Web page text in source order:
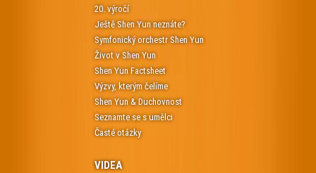
20. výročí
Ještě Shen Yun neznáte?
Symfonický orchestr Shen Yun
Život v Shen Yun
Shen Yun Factsheet
Výzvy, kterým čelíme
Shen Yun & Duchovnost
Seznamte se s umělci
Časté otázky
VIDEA